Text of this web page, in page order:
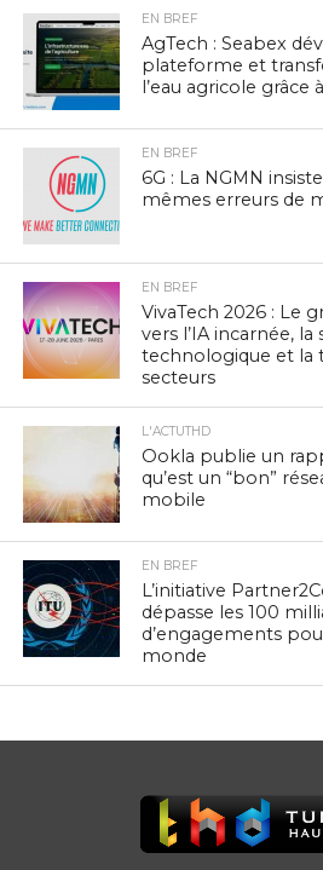
EN BREF
AgTech : Seabex
plateforme et
l’eau agricole grâce
EN BREF
6G : La NGMN
mêmes erreurs de
EN BREF
VivaTech 2026 : Le
vers l’IA incarnée, la
technologique et la
secteurs
L'ACTUTHD
Ookla publie un
qu’est un “bon”
mobile
EN BREF
L’initiative
dépasse les 100
d’engagements
monde